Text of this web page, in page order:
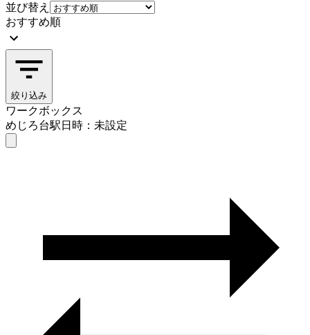
並び替え
おすすめ順
絞り込み
ワークボックス
めじろ台駅日時：未設定